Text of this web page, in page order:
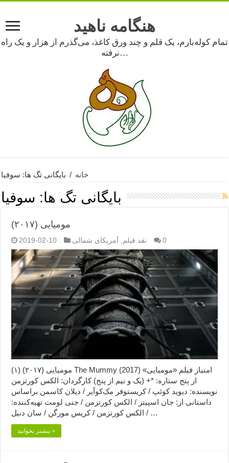
هنگامه ناهید
تمام کوله‌بارم، یک قلم و چند ورق کاغذ، می‌گذرم از هزار و یک راه
نرفته…
خانه / بایگانی تگ ها: سوفیا
بایگانی تگ ها: سوفیا
مومیایی (۲۰۱۷)
2019-02-10 نقد فیلم آمریکای شمالی 0
مومیایی (۲۰۱۷) (۱) The Mummy (2017) امتیاز فیلم «مومیایی»
از پنج ستاره: *+ (یک و نیم از پنج) کارگردان: الکس کورتزمن
نویسنده: دیوید کوئپ / کریستوفر مک‌کوآیر / دیلان کاسمن براساس
داستانی از: جان اسپیتز / الکس کورتزمن / جنی لومت تهیه‌کننده:
الکس کورتزمن / کریس مورگن / سان دنیل / …
بیشتر بخوانید »